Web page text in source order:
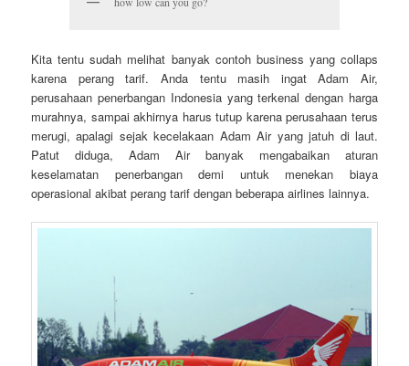
Kita tentu sudah melihat banyak contoh business yang collaps
karena perang tarif. Anda tentu masih ingat Adam Air,
perusahaan penerbangan Indonesia yang terkenal dengan harga
murahnya, sampai akhirnya harus tutup karena perusahaan terus
merugi, apalagi sejak kecelakaan Adam Air yang jatuh di laut.
Patut diduga, Adam Air banyak mengabaikan aturan
keselamatan penerbangan demi untuk menekan biaya
operasional akibat perang tarif dengan beberapa airlines lainnya.